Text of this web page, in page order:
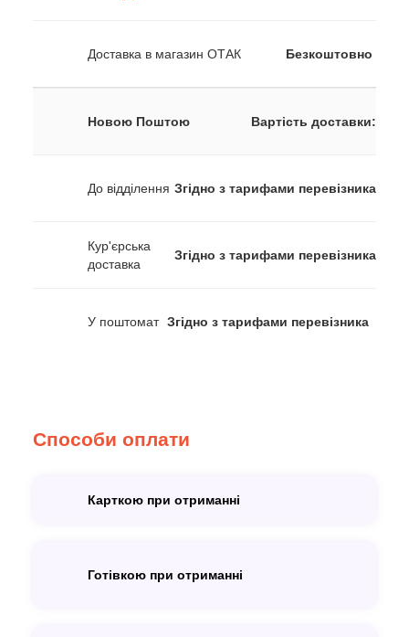
Доставка в магазин ОТАК Безкоштовно
Новою Поштою Вартість доставки:
До відділення Згідно з тарифами перевізника
Кур'єрська
доставка
Згідно з тарифами перевізника
У поштомат Згідно з тарифами перевізника
Способи оплати
Карткою при отриманні
Готівкою при отриманні